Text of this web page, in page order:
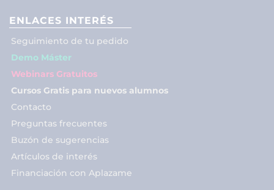
ENLACES INTERÉS
Seguimiento de tu pedido
Demo Máster
Webinars Gratuitos
Cursos Gratis para nuevos alumnos
Contacto
Preguntas frecuentes
Buzón de sugerencias
Artículos de interés
Financiación con Aplazame